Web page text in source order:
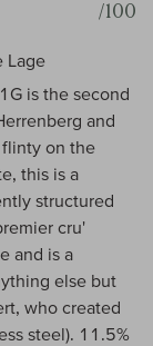
/100
Lage
is the second
and
flinty on the
this is a
structured
cru'
and is a
else but
who created
steel). 11.5%